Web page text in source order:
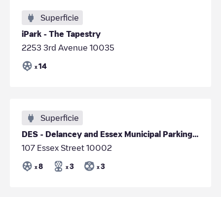
Superficie
iPark - The Tapestry
2253 3rd Avenue 10035
x 14
Superficie
DES - Delancey and Essex Municipal Parking Garage
107 Essex Street 10002
x 8 x 3 x 3